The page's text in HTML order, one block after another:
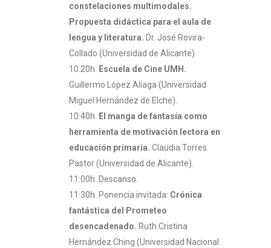
constelaciones multimodales.
Propuesta didáctica para el aula de
lengua y literatura. Dr. José Rovira-
Collado (Universidad de Alicante).
10:20h.
Escuela de Cine UMH.
Guillermo López Aliaga (Universidad
Miguel Hernández de Elche).
10:40h.
El manga de fantasía como
herramienta de motivación lectora en
educación primaria. Claudia Torres
Pastor (Universidad de Alicante).
11:00h. Descanso.
11:30h. Ponencia invitada: Crónica
fantástica del Prometeo
desencadenado. Ruth Cristina
Hernández Ching (Universidad Nacional